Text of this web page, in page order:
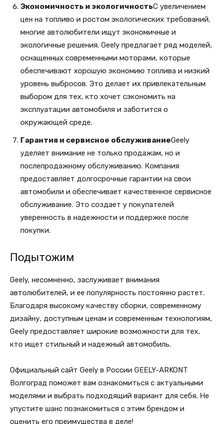
Экономичность и экологичностьС увеличением
цен на топливо и ростом экологических требований,
многие автолюбители ищут экономичные и
экологичные решения. Geely предлагает ряд моделей,
оснащенных современными моторами, которые
обеспечивают хорошую экономию топлива и низкий
уровень выбросов. Это делает их привлекательным
выбором для тех, кто хочет сэкономить на
эксплуатации автомобиля и заботится о
окружающей среде.
Гарантия и сервисное обслуживаниеGeely
уделяет внимание не только продажам, но и
послепродажному обслуживанию. Компания
предоставляет долгосрочные гарантии на свои
автомобили и обеспечивает качественное сервисное
обслуживание. Это создает у покупателей
уверенность в надежности и поддержке после
покупки.
Подытожим
Geely, несомненно, заслуживает внимания
автолюбителей, и ее популярность постоянно растет.
Благодаря высокому качеству сборки, современному
дизайну, доступным ценам и современным технологиям,
Geely предоставляет широкие возможности для тех,
кто ищет стильный и надежный автомобиль.
Официальный сайт Geely в России GEELY-ARKONT
Волгоград поможет вам ознакомиться с актуальными
моделями и выбрать подходящий вариант для себя. Не
упустите шанс познакомиться с этим брендом и
оценить его преимущества в деле!